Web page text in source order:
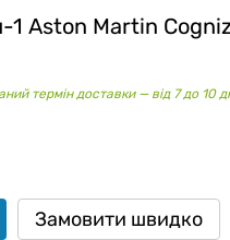
1 Aston Martin
термін доставки — від 7 до 10
Замовити швидко